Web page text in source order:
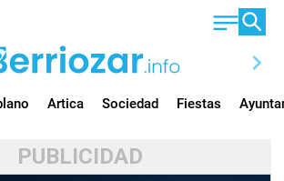
chevron_right
Artica Sociedad Fiestas
PUBLICIDAD